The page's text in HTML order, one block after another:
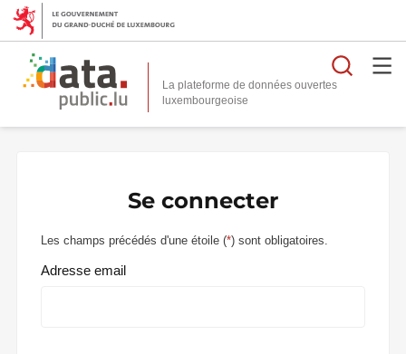
La plateforme de données ouvertes
Se connecter
Les champs précédés d'une étoile (*) sont obligatoires.
Adresse email